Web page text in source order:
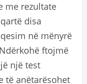
me rezultate
disa
në mënyrë
ftojmë
një test
të anëtarësohet